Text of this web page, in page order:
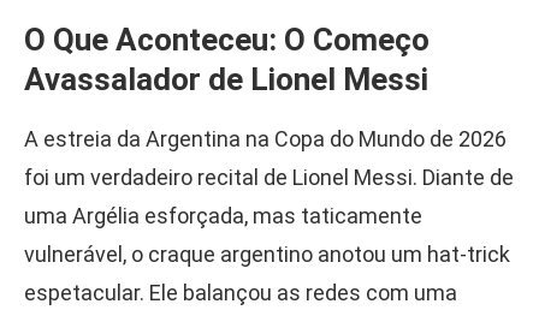
O Que Aconteceu: O Começo
Avassalador de Lionel Messi
A estreia da Argentina na Copa do Mundo de 2026
foi um verdadeiro recital de Lionel Messi. Diante de
uma Argélia esforçada, mas taticamente
vulnerável, o craque argentino anotou um hat-trick
espetacular. Ele balançou as redes com uma